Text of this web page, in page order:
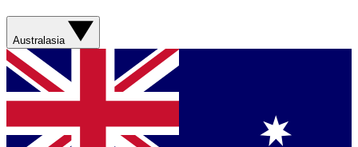
Australasia